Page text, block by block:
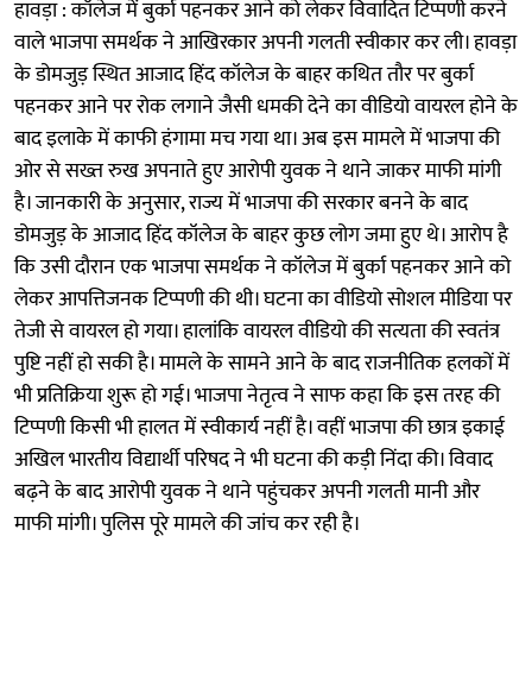
हावड़ा : कॉलेज में बुर्का पहनकर आने को लेकर विवादित टिप्पणी करने
वाले भाजपा समर्थक ने आखिरकार अपनी गलती स्वीकार कर ली। हावड़ा
के डोमजुड़ स्थित आजाद हिंद कॉलेज के बाहर कथित तौर पर बुर्का
पहनकर आने पर रोक लगाने जैसी धमकी देने का वीडियो वायरल होने के
बाद इलाके में काफी हंगामा मच गया था। अब इस मामले में भाजपा की
ओर से सख्त रुख अपनाते हुए आरोपी युवक ने थाने जाकर माफी मांगी
है। जानकारी के अनुसार, राज्य में भाजपा की सरकार बनने के बाद
डोमजुड़ के आजाद हिंद कॉलेज के बाहर कुछ लोग जमा हुए थे। आरोप है
कि उसी दौरान एक भाजपा समर्थक ने कॉलेज में बुर्का पहनकर आने को
लेकर आपत्तिजनक टिप्पणी की थी। घटना का वीडियो सोशल मीडिया पर
तेजी से वायरल हो गया। हालांकि वायरल वीडियो की सत्यता की स्वतंत्र
पुष्टि नहीं हो सकी है। मामले के सामने आने के बाद राजनीतिक हलकों में
भी प्रतिक्रिया शुरू हो गई। भाजपा नेतृत्व ने साफ कहा कि इस तरह की
टिप्पणी किसी भी हालत में स्वीकार्य नहीं है। वहीं भाजपा की छात्र इकाई
अखिल भारतीय विद्यार्थी परिषद ने भी घटना की कड़ी निंदा की। विवाद
बढ़ने के बाद आरोपी युवक ने थाने पहुंचकर अपनी गलती मानी और
माफी मांगी। पुलिस पूरे मामले की जांच कर रही है।